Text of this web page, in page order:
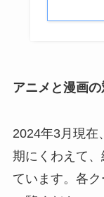
アニメと漫画
2024年3月現在
期にくわえて
ています。各